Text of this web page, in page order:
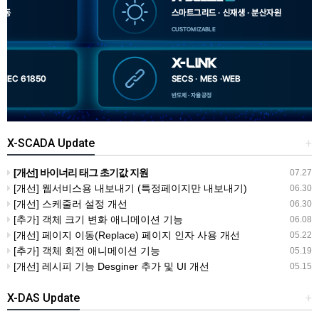
+
X-SCADA Update
07.27
[개선] 바이너리 태그 초기값 지원
06.30
[개선] 웹서비스용 내보내기 (특정페이지만 내보내기)
06.30
[개선] 스케줄러 설정 개선
06.08
[추가] 객체 크기 변화 애니메이션 기능
05.22
[개선] 페이지 이동(Replace) 페이지 인자 사용 개선
05.19
[추가] 객체 회전 애니메이션 기능
05.15
[개선] 레시피 기능 Desginer 추가 및 UI 개선
+
X-DAS Update